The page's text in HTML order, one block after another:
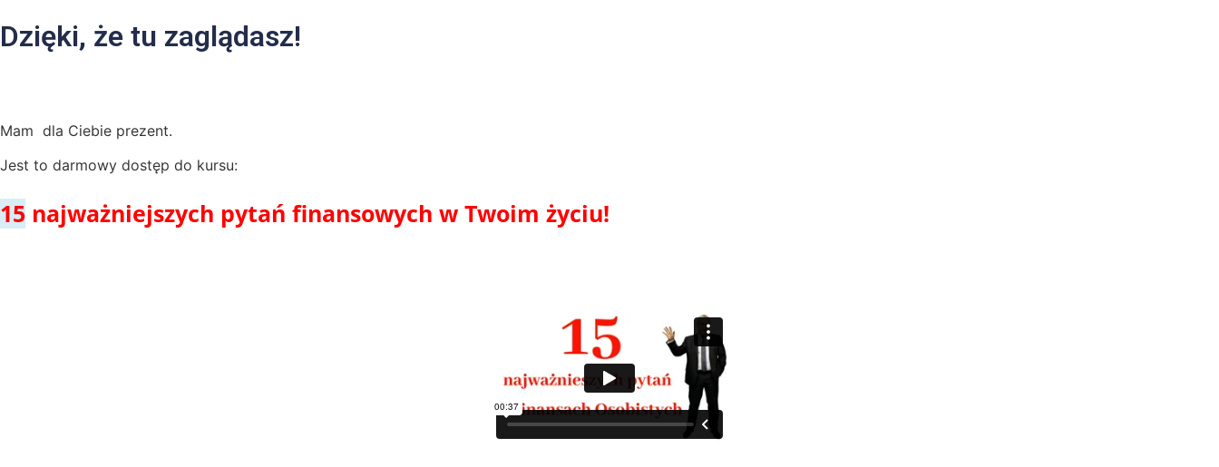
Dzięki, że tu zaglądasz!
Mam dla Ciebie prezent.
Jest to darmowy dostęp do kursu:
15 najważniejszych pytań finansowych w Twoim życiu!